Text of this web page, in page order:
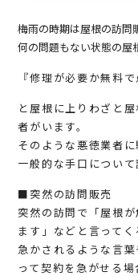
梅雨の時期は屋根の訪問
何の問題もない状態の屋
『修理が必要か無料
と屋根に上りわざと
者がいます。
そのような悪徳業者
一般的な手口について
■突然の訪問販売
突然の訪問で「屋根
ます」などと言ってく
急かされるような言
って契約を急がせる場